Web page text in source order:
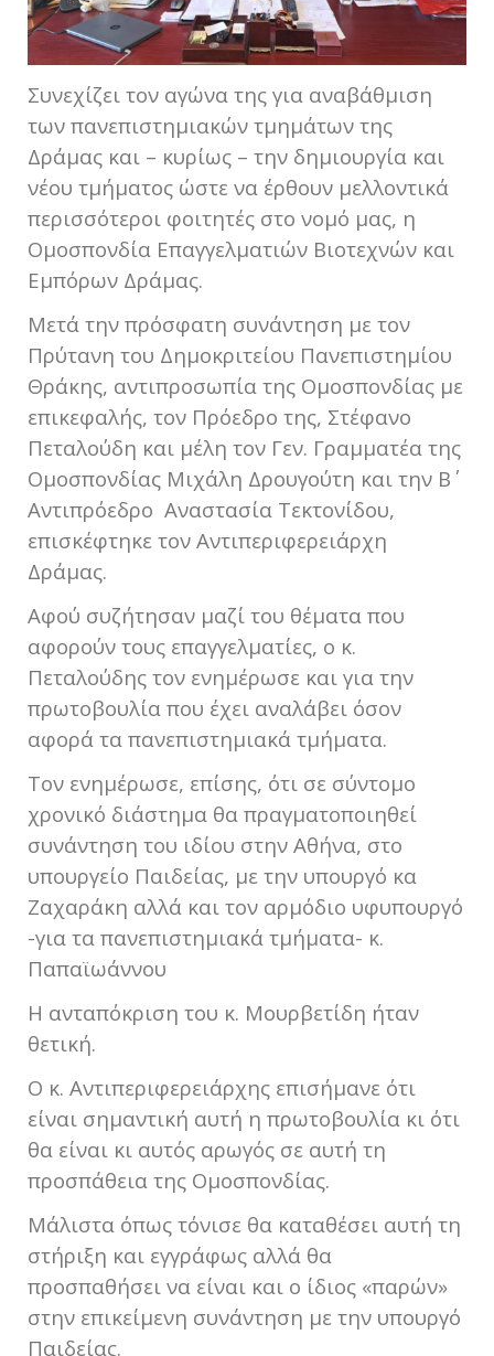
Συνεχίζει τον αγώνα της για αναβάθμιση
των πανεπιστημιακών τμημάτων της
Δράμας και – κυρίως – την δημιουργία και
νέου τμήματος ώστε να έρθουν μελλοντικά
περισσότεροι φοιτητές στο νομό μας, η
Ομοσπονδία Επαγγελματιών Βιοτεχνών και
Εμπόρων Δράμας.
Μετά την πρόσφατη συνάντηση με τον
Πρύτανη του Δημοκριτείου Πανεπιστημίου
Θράκης, αντιπροσωπία της Ομοσπονδίας με
επικεφαλής, τον Πρόεδρο της, Στέφανο
Πεταλούδη και μέλη τον Γεν. Γραμματέα της
Ομοσπονδίας Μιχάλη Δρουγούτη και την Β΄
Αντιπρόεδρο Αναστασία Τεκτονίδου,
επισκέφτηκε τον Αντιπεριφερειάρχη
Δράμας.
Αφού συζήτησαν μαζί του θέματα που
αφορούν τους επαγγελματίες, ο κ.
Πεταλούδης τον ενημέρωσε και για την
πρωτοβουλία που έχει αναλάβει όσον
αφορά τα πανεπιστημιακά τμήματα.
Τον ενημέρωσε, επίσης, ότι σε σύντομο
χρονικό διάστημα θα πραγματοποιηθεί
συνάντηση του ιδίου στην Αθήνα, στο
υπουργείο Παιδείας, με την υπουργό κα
Ζαχαράκη αλλά και τον αρμόδιο υφυπουργό
-για τα πανεπιστημιακά τμήματα- κ.
Παπαϊωάννου
Η ανταπόκριση του κ. Μουρβετίδη ήταν
θετική.
Ο κ. Αντιπεριφερειάρχης επισήμανε ότι
είναι σημαντική αυτή η πρωτοβουλία κι ότι
θα είναι κι αυτός αρωγός σε αυτή τη
προσπάθεια της Ομοσπονδίας.
Μάλιστα όπως τόνισε θα καταθέσει αυτή τη
στήριξη και εγγράφως αλλά θα
προσπαθήσει να είναι και ο ίδιος «παρών»
στην επικείμενη συνάντηση με την υπουργό
Παιδείας.